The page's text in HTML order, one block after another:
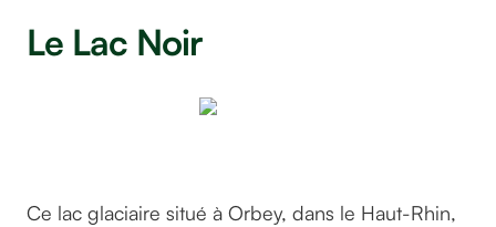
Le Lac Noir
Ce lac glaciaire situé à Orbey, dans le Haut-Rhin,